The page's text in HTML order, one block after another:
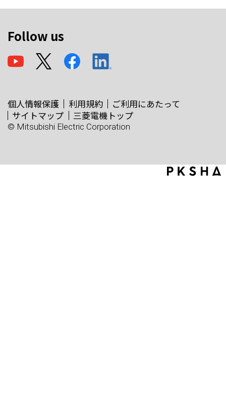
Follow us
個人情報保護 利用規約
ご利用にあたって
サイトマップ
三菱電機トップ
© Mitsubishi Electric Corporation